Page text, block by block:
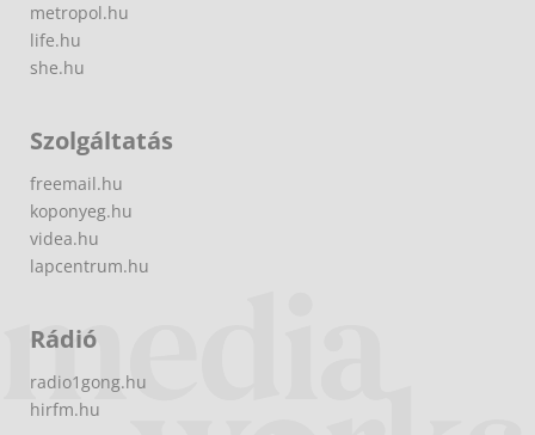
metropol.hu
life.hu
she.hu
Szolgáltatás
freemail.hu
koponyeg.hu
videa.hu
lapcentrum.hu
Rádió
radio1gong.hu
hirfm.hu